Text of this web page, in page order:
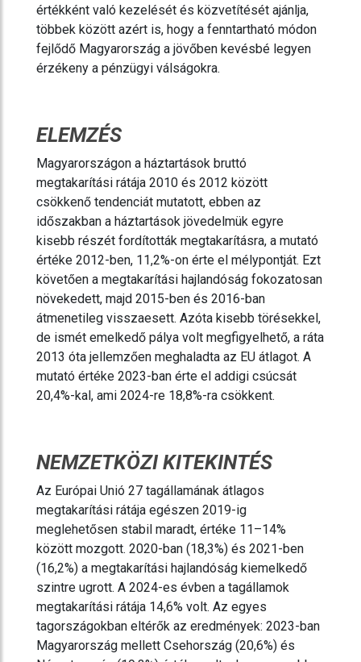
értékként való kezelését és közvetítését ajánlja,
többek között azért is, hogy a fenntartható módon
fejlődő Magyarország a jövőben kevésbé legyen
érzékeny a pénzügyi válságokra.
ELEMZÉS
Magyarországon a háztartások bruttó
megtakarítási rátája 2010 és 2012 között
csökkenő tendenciát mutatott, ebben az
időszakban a háztartások jövedelmük egyre
kisebb részét fordították megtakarításra, a mutató
értéke 2012-ben, 11,2%-on érte el mélypontját. Ezt
követően a megtakarítási hajlandóság fokozatosan
növekedett, majd 2015-ben és 2016-ban
átmenetileg visszaesett. Azóta kisebb törésekkel,
de ismét emelkedő pálya volt megfigyelhető, a ráta
2013 óta jellemzően meghaladta az EU átlagot. A
mutató értéke 2023-ban érte el addigi csúcsát
20,4%-kal, ami 2024-re 18,8%-ra csökkent.
NEMZETKÖZI KITEKINTÉS
Az Európai Unió 27 tagállamának átlagos
megtakarítási rátája egészen 2019-ig
meglehetősen stabil maradt, értéke 11–14%
között mozgott. 2020-ban (18,3%) és 2021-ben
(16,2%) a megtakarítási hajlandóság kiemelkedő
szintre ugrott. A 2024-es évben a tagállamok
megtakarítási rátája 14,6% volt. Az egyes
tagországokban eltérők az eredmények: 2023-ban
Magyarország mellett Csehország (20,6%) és